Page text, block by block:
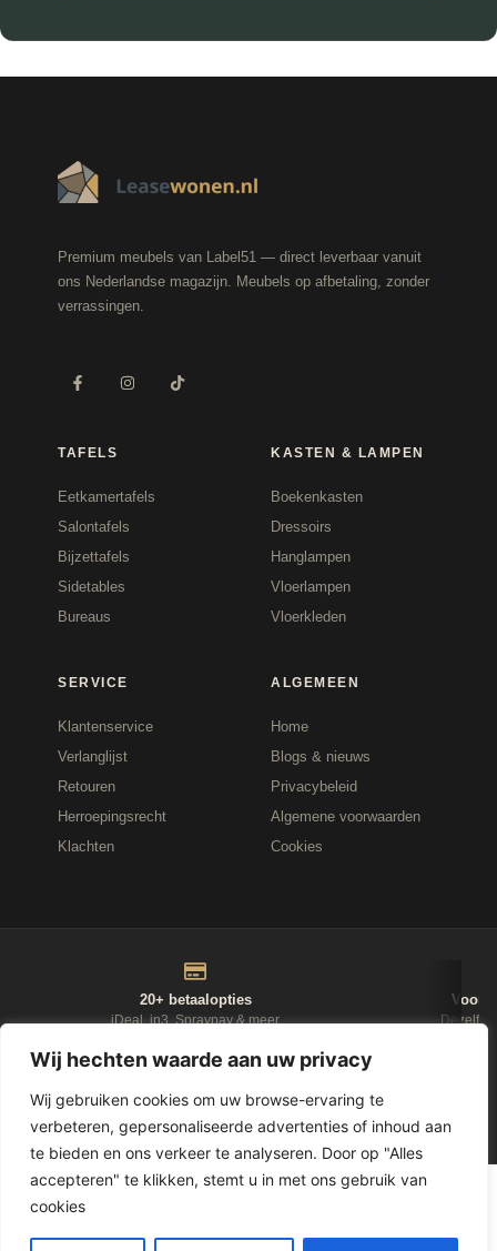
Wij hechten waarde aan uw privacy
Wij gebruiken cookies om uw browse-ervaring te
verbeteren, gepersonaliseerde advertenties of inhoud aan
te bieden en ons verkeer te analyseren. Door op "Alles
accepteren" te klikken, stemt u in met ons gebruik van
cookies
Premium meubels van Label51 — direct leverbaar vanuit
ons Nederlandse magazijn. Meubels op afbetaling, zonder
verrassingen.
TAFELS
Eetkamertafels
Salontafels
Bijzettafels
Sidetables
Bureaus
KASTEN & LAMPEN
Boekenkasten
Dressoirs
Hanglampen
Vloerlampen
Vloerkleden
SERVICE
Klantenservice
Verlanglijst
Retouren
Herroepingsrecht
Klachten
ALGEMEEN
Home
Blogs & nieuws
Privacybeleid
Algemene voorwaarden
Cookies
20+ betaalopties
iDeal, in3, Spraypay & meer
Voor
NIEUWSBRIEF
D-Fokker